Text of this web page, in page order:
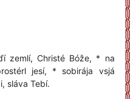
zemlí, Christé Bóže, * na
jesí, * sobirája vsjá
sláva Tebí.